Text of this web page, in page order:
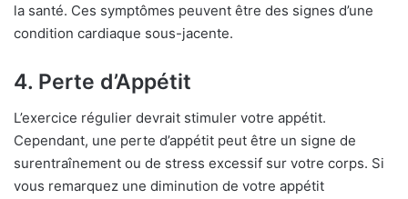
la santé. Ces symptômes peuvent être des signes d’une
condition cardiaque sous-jacente.
4. Perte d’Appétit
L’exercice régulier devrait stimuler votre appétit.
Cependant, une perte d’appétit peut être un signe de
surentraînement ou de stress excessif sur votre corps. Si
vous remarquez une diminution de votre appétit